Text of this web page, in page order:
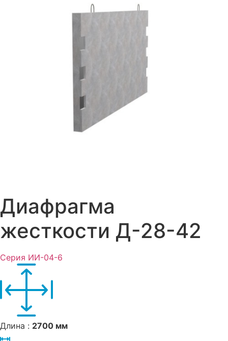
Диафрагма
жесткости Д-28-42
Серия ИИ-04-6
Длина : 2700 мм